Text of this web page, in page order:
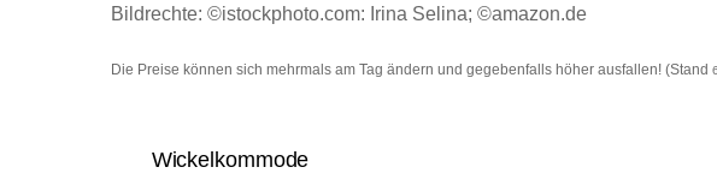
Bildrechte: ©istockphoto.com: Irina Selina; ©amazon.de
Die Preise können sich mehrmals am Tag ändern und gegebenfalls höher ausfallen! (Stand
Wickelkommode